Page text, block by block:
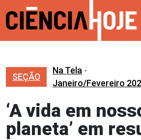
SEÇÃO
Na Tela -
Janeiro/Fevereiro
‘A vida em
planeta’ em